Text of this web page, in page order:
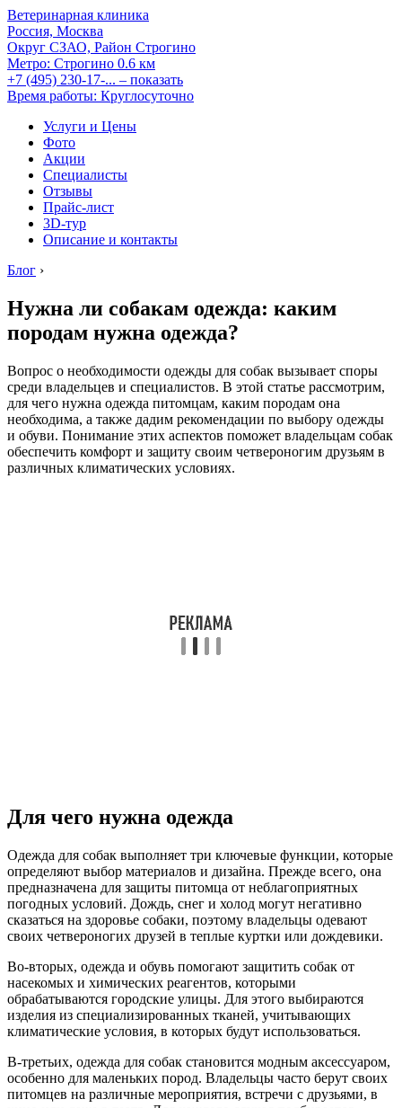
Ветеринарная клиника
Россия, Москва
Округ СЗАО, Район Строгино
Метро: Строгино 0.6 км
+7 (495) 230-17-... – показать
Время работы: Круглосуточно
Услуги и Цены
Фото
Акции
Специалисты
Отзывы
Прайс-лист
3D-тур
Описание и контакты
Блог ›
Нужна ли собакам одежда: каким
породам нужна одежда?
Вопрос о необходимости одежды для собак вызывает споры
среди владельцев и специалистов. В этой статье рассмотрим,
для чего нужна одежда питомцам, каким породам она
необходима, а также дадим рекомендации по выбору одежды
и обуви. Понимание этих аспектов поможет владельцам собак
обеспечить комфорт и защиту своим четвероногим друзьям в
различных климатических условиях.
Для чего нужна одежда
Одежда для собак выполняет три ключевые функции, которые
определяют выбор материалов и дизайна. Прежде всего, она
предназначена для защиты питомца от неблагоприятных
погодных условий. Дождь, снег и холод могут негативно
сказаться на здоровье собаки, поэтому владельцы одевают
своих четвероногих друзей в теплые куртки или дождевики.
Во-вторых, одежда и обувь помогают защитить собак от
насекомых и химических реагентов, которыми
обрабатываются городские улицы. Для этого выбираются
изделия из специализированных тканей, учитывающих
климатические условия, в которых будут использоваться.
В-третьих, одежда для собак становится модным аксессуаром,
особенно для маленьких пород. Владельцы часто берут своих
питомцев на различные мероприятия, встречи с друзьями, в